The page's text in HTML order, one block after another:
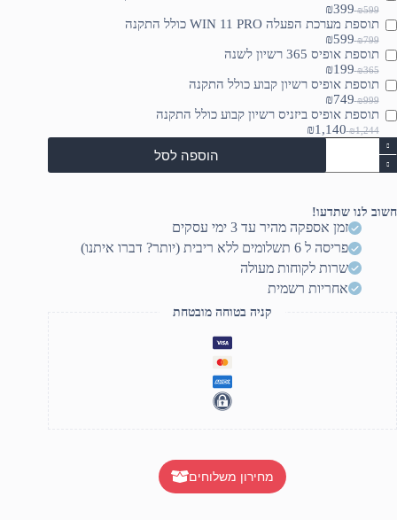
₪599
₪399
תוספת מערכת הפעלה WIN 11 PRO כולל התקנה
₪799
₪599
תוספת אופיס 365 רשיון לשנה
₪365
₪199
תוספת אופיס רשיון קבוע כולל התקנה
₪999
₪749
תוספת אופיס ביזניס רשיון קבוע כולל התקנה
₪1,244
₪1,140
כמות
של
מחשב
אינץ
Gaming
FA608UH-
הוספה לסל
חשוב לנו שתדעו!
זמן אספקה מהיר עד 3 ימי עסקים
פריסה ל 6 תשלומים ללא ריבית (יותר? דברו איתנו)
שרות לקוחות מעולה
אחריות רשמית
קניה בטוחה מובטחת
מחירון משלוחים